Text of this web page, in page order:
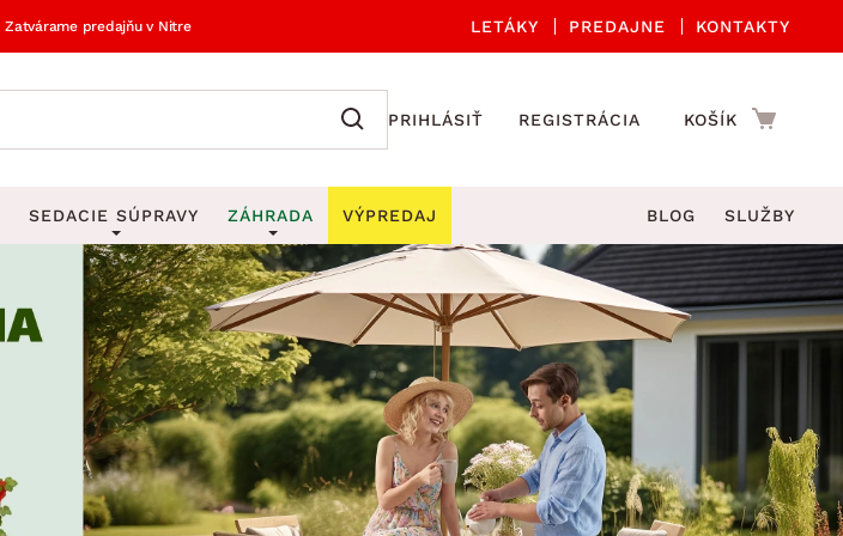
Zatvárame predajňu v Nitre LETÁKY PREDAJNE KONTAKTY
PRIHLÁSIŤ REGISTRÁCIA KOŠÍK
UKLADANIE A ORGANIZÁCIA
Vešiaky na kľúče
Stojany na dáždniky
Stojany na noviny
Stojany na oblečenie
Zobrazit vše
DROBNÉ BYTOVÉ DOPLNKY
Kuchynské príslušenstvo
Kuchynské doplnky
Kúpeľňové doplnky
Záhradné doplnky
Zobrazit vše
SEDACIE SÚPRAVY
Sedacie súpravy do U
Rohové sedacie súpravy
Sedacie súpravy 3-2-1
Sedacie súpravy na mieru
ZÁHRADA
Záhradné sety
Záhradné stoličky a kreslá
Záhradné lavice
Záhradné stoly
Záhradné hojdačky
Záhradné lehátka
VÝPREDAJ BLOG SLUŽBY